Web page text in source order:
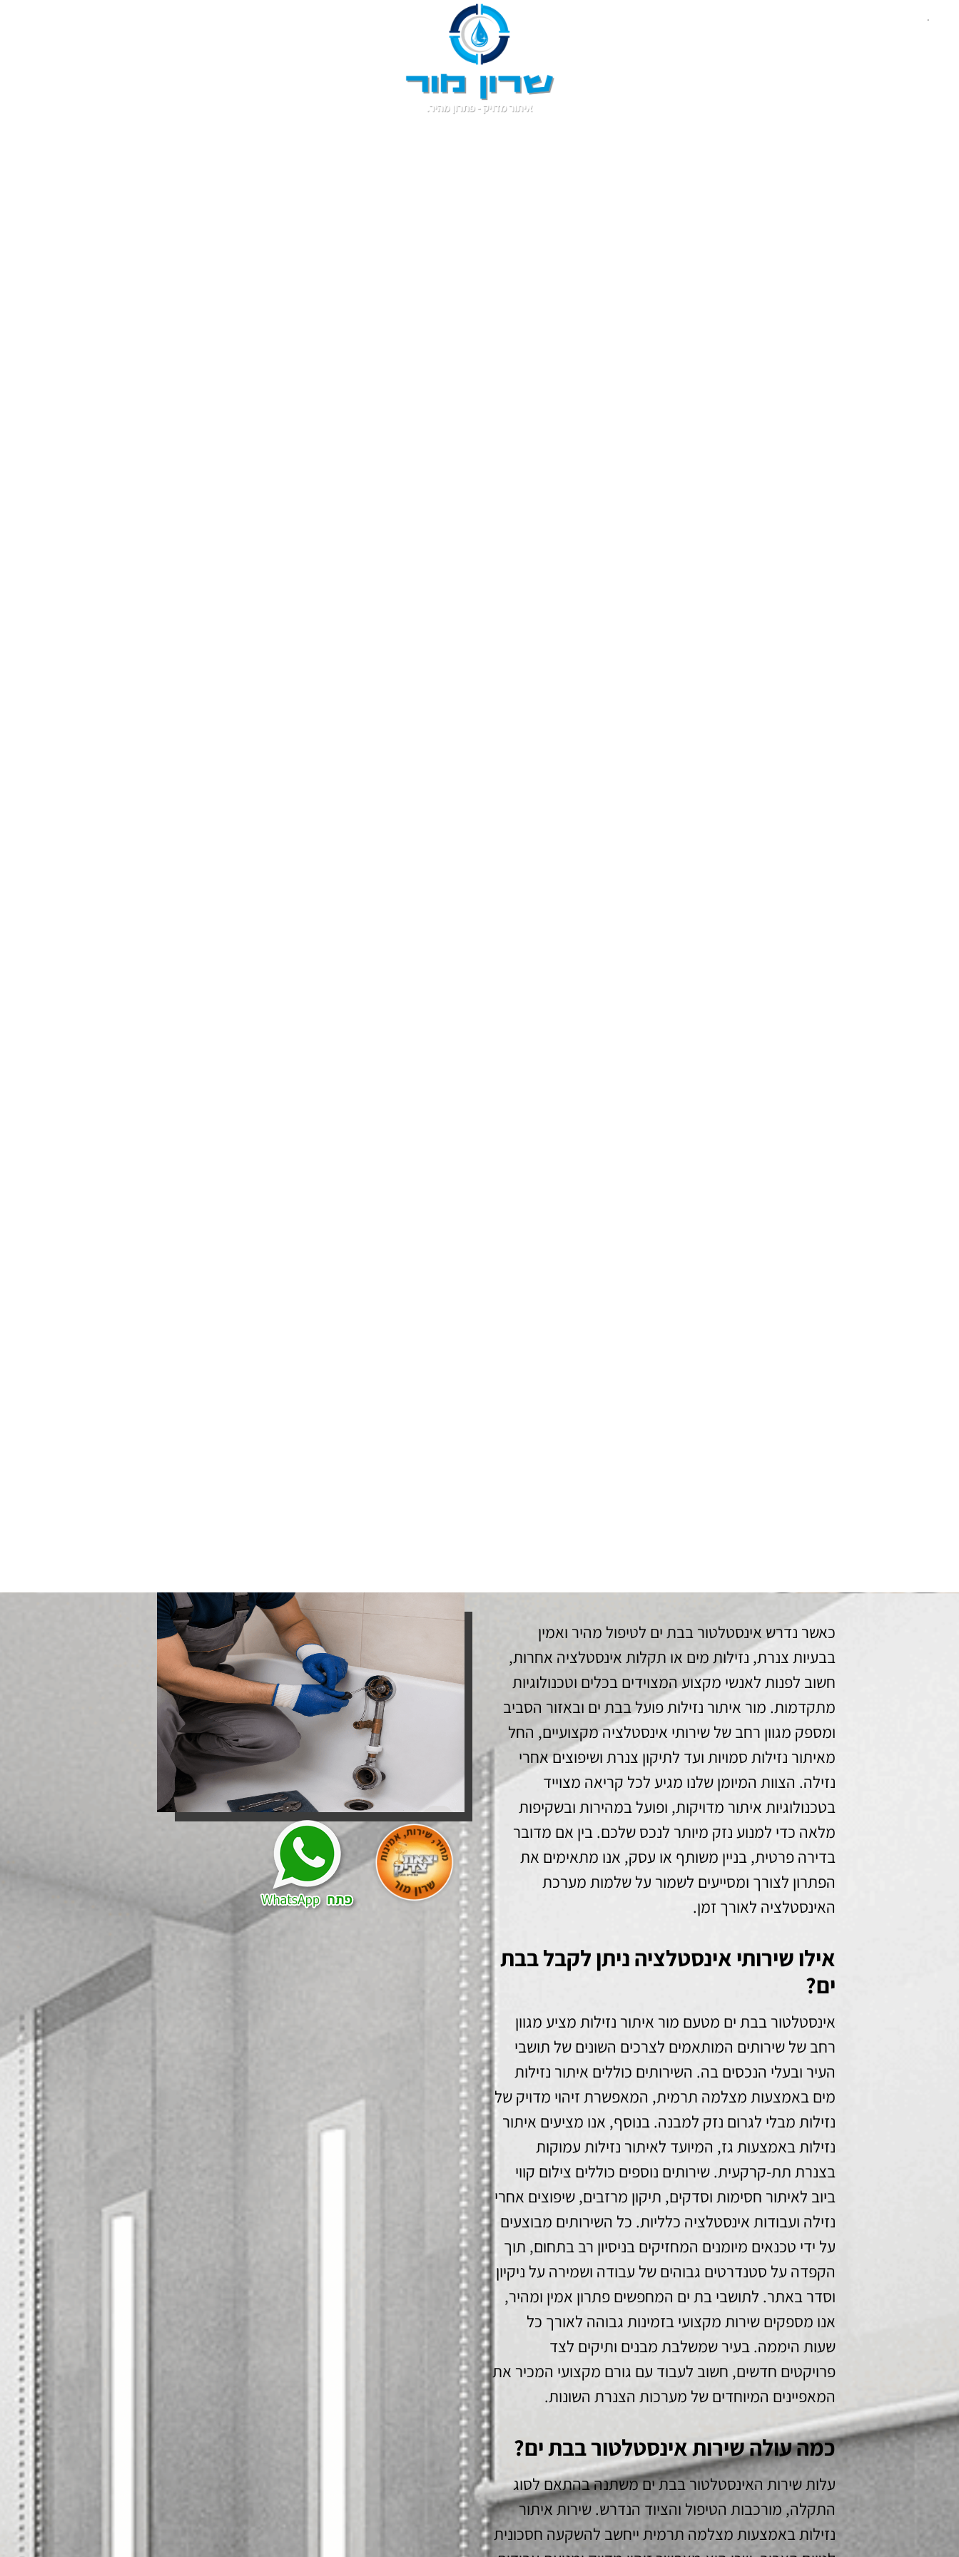
כאשר נדרש אינסטלטור בבת ים לטיפול מהיר ואמין
בבעיות צנרת, נזילות מים או תקלות אינסטלציה אחרות,
חשוב לפנות לאנשי מקצוע המצוידים בכלים וטכנולוגיות
מתקדמות. מור איתור נזילות פועל בבת ים ובאזור הסביב
ומספק מגוון רחב של שירותי אינסטלציה מקצועיים, החל
מאיתור נזילות סמויות ועד לתיקון צנרת ושיפוצים אחרי
נזילה. הצוות המיומן שלנו מגיע לכל קריאה מצוייד
בטכנולוגיות איתור מדויקות, ופועל במהירות ובשקיפות
מלאה כדי למנוע נזק מיותר לנכס שלכם. בין אם מדובר
בדירה פרטית, בניין משותף או עסק, אנו מתאימים את
הפתרון לצורך ומסייעים לשמור על שלמות מערכת
האינסטלציה לאורך זמן.
אילו שירותי אינסטלציה ניתן לקבל בבת
ים?
אינסטלטור בבת ים מטעם מור איתור נזילות מציע מגוון
רחב של שירותים המותאמים לצרכים השונים של תושבי
העיר ובעלי הנכסים בה. השירותים כוללים איתור נזילות
מים באמצעות מצלמה תרמית, המאפשרת זיהוי מדויק של
נזילות מבלי לגרום נזק למבנה. בנוסף, אנו מציעים איתור
נזילות באמצעות גז, המיועד לאיתור נזילות עמוקות
בצנרת תת-קרקעית. שירותים נוספים כוללים צילום קווי
ביוב לאיתור חסימות וסדקים, תיקון מרזבים, שיפוצים אחרי
נזילה ועבודות אינסטלציה כלליות. כל השירותים מבוצעים
על ידי טכנאים מיומנים המחזיקים בניסיון רב בתחום, תוך
הקפדה על סטנדרטים גבוהים של עבודה ושמירה על ניקיון
וסדר באתר. לתושבי בת ים המחפשים פתרון אמין ומהיר,
אנו מספקים שירות מקצועי בזמינות גבוהה לאורך כל
שעות היממה. בעיר שמשלבת מבנים ותיקים לצד
פרויקטים חדשים, חשוב לעבוד עם גורם מקצועי המכיר את
המאפיינים המיוחדים של מערכות הצנרת השונות.
כמה עולה שירות אינסטלטור בבת ים?
עלות שירות האינסטלטור בבת ים משתנה בהתאם לסוג
התקלה, מורכבות הטיפול והציוד הנדרש. שירות איתור
נזילות באמצעות מצלמה תרמית ייחשב להשקעה חסכונית